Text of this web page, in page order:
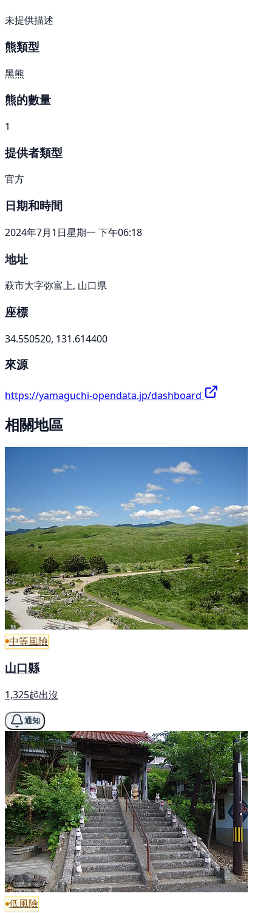
未提供描述
熊類型
黑熊
熊的數量
1
提供者類型
官方
日期和時間
2024年7月1日星期一 下午06:18
地址
萩市大字弥富上, 山口県
座標
34.550520, 131.614400
來源
https://yamaguchi-opendata.jp/dashboard
相關地區
中等風險
山口縣
1,325起出沒
通知
低風險